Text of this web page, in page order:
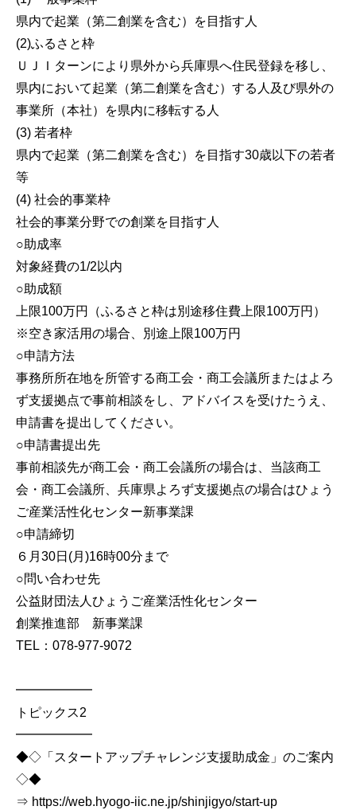
県内で起業（第二創業を含む）を目指す人
(2)ふるさと枠
ＵＪＩターンにより県外から兵庫県へ住民登録を移し、
県内において起業（第二創業を含む）する人及び県外の
事業所（本社）を県内に移転する人
(3) 若者枠
県内で起業（第二創業を含む）を目指す30歳以下の若者
等
(4) 社会的事業枠
社会的事業分野での創業を目指す人
○助成率
対象経費の1/2以内
○助成額
上限100万円（ふるさと枠は別途移住費上限100万円）
※空き家活用の場合、別途上限100万円
○申請方法
事務所所在地を所管する商工会・商工会議所またはよろ
ず支援拠点で事前相談をし、アドバイスを受けたうえ、
申請書を提出してください。
○申請書提出先
事前相談先が商工会・商工会議所の場合は、当該商工
会・商工会議所、兵庫県よろず支援拠点の場合はひょう
ご産業活性化センター新事業課
○申請締切
６月30日(月)16時00分まで
○問い合わせ先
公益財団法人ひょうご産業活性化センター
創業推進部 新事業課
TEL：078-977-9072
━━━━━━
トピックス2
━━━━━━
◆◇「スタートアップチャレンジ支援助成金」のご案内
◇◆
⇒ https://web.hyogo-iic.ne.jp/shinjigyo/start-up